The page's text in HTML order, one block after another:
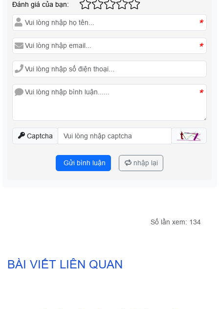
Đánh giá của bạn:
*
*
*
Captcha
Gửi bình luận nhập lại
Số lần xem: 134
BÀI VIẾT LIÊN QUAN